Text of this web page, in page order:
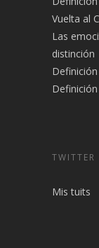
Vuelta al
Las
distinción
TWITTER
Mis tuits